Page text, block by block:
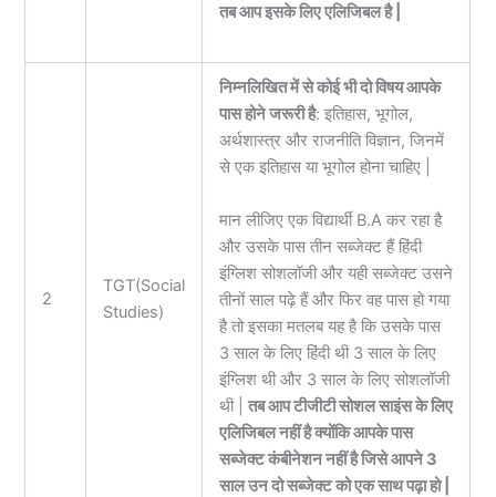
तब आप इसके लिए एलिजिबल है |
2
TGT(Social
Studies)
निम्नलिखित में से कोई भी दो विषय आपके
पास होने जरूरी है: इतिहास, भूगोल,
अर्थशास्त्र और राजनीति विज्ञान, जिनमें
से एक इतिहास या भूगोल होना चाहिए |
मान लीजिए एक विद्यार्थी B.A कर रहा है
और उसके पास तीन सब्जेक्ट हैं हिंदी
इंग्लिश सोशलॉजी और यही सब्जेक्ट उसने
तीनों साल पढ़े हैं और फिर वह पास हो गया
है तो इसका मतलब यह है कि उसके पास
3 साल के लिए हिंदी थी 3 साल के लिए
इंग्लिश थी और 3 साल के लिए सोशलॉजी
थी |तब आप टीजीटी सोशल साइंस के लिए
एलिजिबल नहीं है क्योंकि आपके पास
सब्जेक्ट कंबीनेशन नहीं है जिसे आपने 3
साल उन दो सब्जेक्ट को एक साथ पढ़ा हो |